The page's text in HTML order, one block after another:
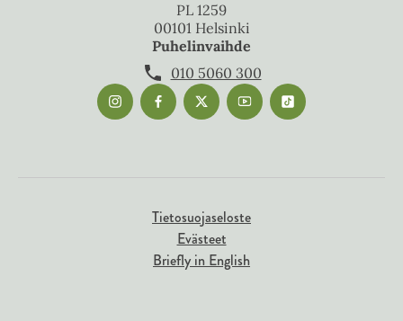
PL 1259
00101 Helsinki
Puhelinvaihde
010 5060 300
Tietosuojaseloste
Evästeet
Briefly in English